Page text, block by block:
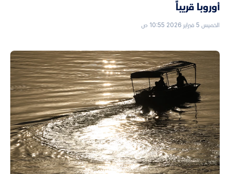
أوروبا قريباً
الخميس 5 فبراير 2026 10:55 ص